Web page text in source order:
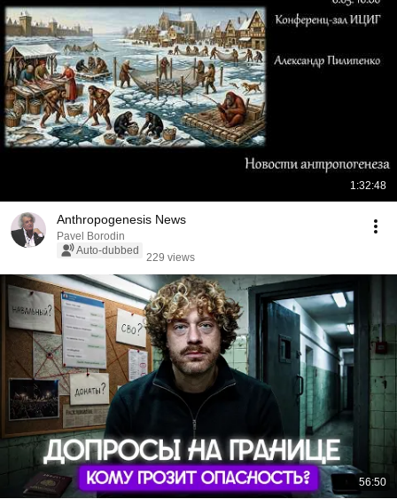
1:32:48
Anthropogenesis News
Pavel Borodin
Auto-dubbed
229 views
56:50